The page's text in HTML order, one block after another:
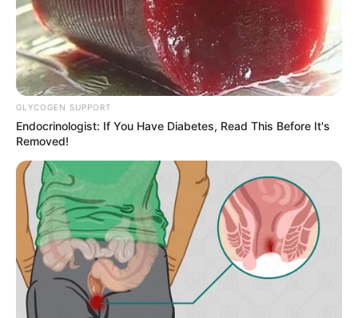
GLYCOGEN SUPPORT
Endocrinologist: If You Have Diabetes, Read This Before It's
Removed!